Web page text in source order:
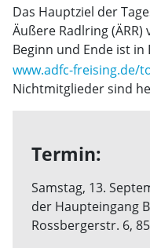
Das Hauptziel der
Äußere Radlring (ÄRR)
Beginn und Ende ist
www.adfc-freising.de/
Nichtmitglieder sind
Termin:
Samstag, 13.
der Haupteingang
Rossbergerstr. 6,